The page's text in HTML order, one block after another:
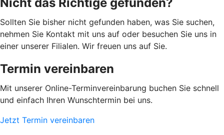
Sollten Sie bisher nicht gefunden haben, was Sie suchen,
nehmen Sie Kontakt mit uns auf oder besuchen Sie uns in
einer unserer Filialen. Wir freuen uns auf Sie.
Termin vereinbaren
Mit unserer Online-Terminvereinbarung buchen Sie schnell
und einfach Ihren Wunschtermin bei uns.
Jetzt Termin vereinbaren